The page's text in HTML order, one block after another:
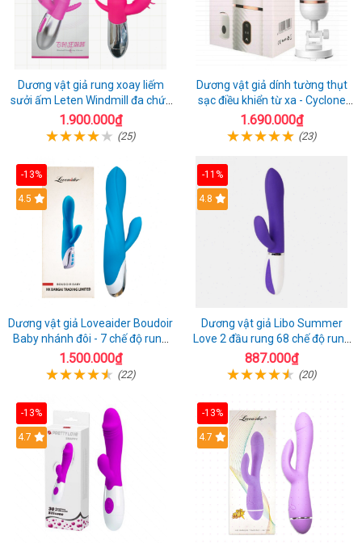
Dương vật giả rung xoay liếm
sưởi ấm Leten Windmill đa chức
năng
1.900.000₫
(25)
Dương vật giả dính tường thụt
sạc điều khiển từ xa - Cyclone
Fire
1.690.000₫
(23)
-13%
4.5
Dương vật giả Loveaider Boudoir
Baby nhánh đôi - 7 chế độ rung
sạc điện
1.500.000₫
(22)
-11%
4.8
Dương vật giả Libo Summer
Love 2 đầu rung 68 chế độ rung
sạc pin thỏa mãn
887.000₫
(20)
-13%
4.7
-13%
4.7